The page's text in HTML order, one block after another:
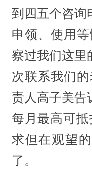
到四五个咨询
申领、使用
察过我们这里
次联系我们
责人高子美告
每月最高可
求但在观望
了。